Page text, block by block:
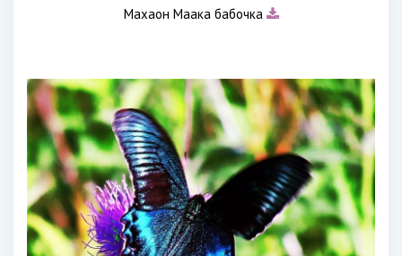
Махаон Маака бабочка